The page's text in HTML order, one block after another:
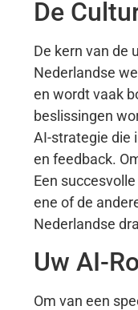
De
De kern van de
Nederlandse
en wordt vaak
beslissingen
AI-strategie die
en feedback.
Een succesvolle
ene of de
Nederlandse
Uw AI-
Om van een